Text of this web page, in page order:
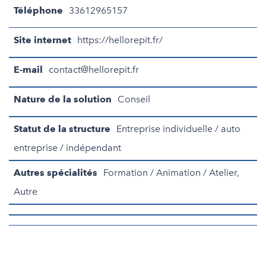
Téléphone 33612965157
Site internet https://hellorepit.fr/
E-mail contact@hellorepit.fr
Nature de la solution Conseil
Statut de la structure
Entreprise individuelle / auto
entreprise / indépendant
Autres spécialités
Formation / Animation / Atelier,
Autre